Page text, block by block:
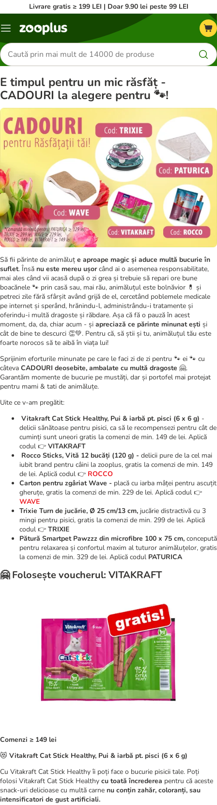
Livrare gratis ≥ 199 LEI | Doar 9.90 lei peste 99 LEI
Categorii
Căutare
produse
E timpul pentru un mic răsfăț -
CADOURI la alegere pentru 🐾!
Să fii părinte de animăluț e aproape magic și aduce multă bucurie în
suflet. Însă nu este mereu ușorcând ai o asemenea responsabilitate,
mai ales când vii acasă după o zi grea și trebuie să repari ore bune
boacănele 🐾 prin casă sau, mai rău, animăluțul este bolnăvior 💊 și
petreci zile fără sfârșit având grijă de el, cercetând poblemele medicale
pe internet și sperând, hrănindu-l, administrându-i tratamente și
oferindu-i multă dragoste și răbdare. Așa că fă o pauză în acest
moment, da, da, chiar acum - și apreciază ce părinte minunat ești și
cât de bine te descurci 👏💚. Pentru că, să știi și tu, animăluțul tău este
foarte norocos să te aibă în viața lui!
Sprijinim eforturile minunate pe care le faci zi de zi pentru 🐾 ei 🐾 cu
câteva CADOURI deosebite, ambalate cu multă dragoste 🤗.
Garantăm momente de bucurie pe mustăți, dar și portofel mai protejat
pentru mami & tati de animăluțe.
Uite ce v-am pregătit:
Vitakraft Cat Stick Healthy, Pui & iarbă pt. pisci (6 x 6 g) -
delicii sănătoase pentru pisici, ca să le recompensezi pentru cât de
cuminți sunt uneori gratis la comenzi de min. 149 de lei. Aplică
codul 👉 VITAKRAFT
Rocco Sticks, Vită 12 bucăți (120 g) - delicii pure de la cel mai
iubit brand pentru câini la zooplus, gratis la comenzi de min. 149
de lei. Aplică codul 👉 ROCCO
Carton pentru zgâriat Wave - placă cu iarba mâței pentru ascuțit
gheruțe, gratis la comenzi de min. 229 de lei. Aplică codul 👉
WAVE
Trixie Turn de jucărie, Ø 25 cm/13 cm, jucărie distractivă cu 3
mingi pentru pisici, gratis la comenzi de min. 299 de lei. Aplică
codul 👉 TRIXIE
Pătură Smartpet Pawzzz din microfibre 100 x 75 cm, concepută
pentru relaxarea și confortul maxim al tuturor animăluțelor, gratis
la comenzi de min. 329 de lei. Aplică codul PATURICA
🤗 Folosește voucherul: VITAKRAFT
Comenzi ≥ 149 lei
😻 Vitakraft Cat Stick Healthy, Pui & iarbă pt. pisci (6 x 6 g)
Cu Vitakraft Cat Stick Healthy îi poți face o bucurie pisicii tale. Poți
folosi Vitakraft Cat Stick Healthy cu toată încrederea pentru că aceste
snack-uri delicioase cu multă carne nu conțin zahăr, coloranți, sau
intensificatori de gust artificiali.